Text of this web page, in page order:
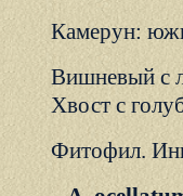
Камерун:
Вишневый с
Хвост с
Фитофил.